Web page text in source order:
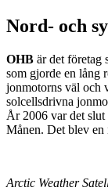
Nord- och
OHB är det företag
som gjorde en lång
jonmotorns väl och
solcellsdrivna
År 2006 var det slut
Månen. Det blev en
Arctic Weather